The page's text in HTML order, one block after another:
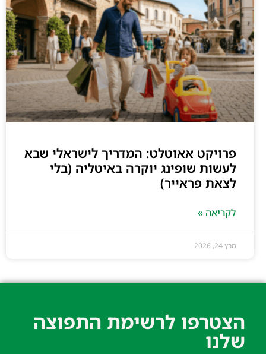
פרויקט אאוטלט: המדריך לישראלי שבא
לעשות שופינג יוקרה באיטליה (בלי
לצאת פראייר)
לקריאה »
מרץ 24, 2026
הצטרפו לרשימת התפוצה
שלנו​